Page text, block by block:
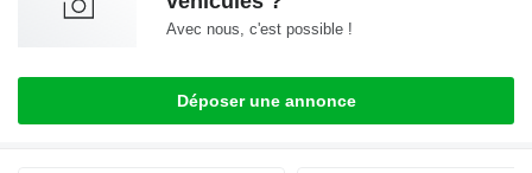
Avec nous, c'est possible !
Déposer une annonce